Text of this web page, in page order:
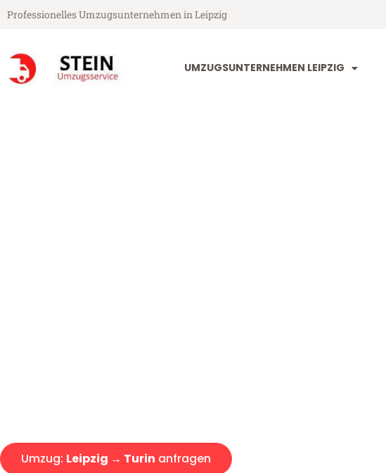
Professionelles Umzugsunternehmen in Leipzig
UMZUGSUNTERNEHMEN LEIPZIG
Umzug: Leipzig → Turin anfragen